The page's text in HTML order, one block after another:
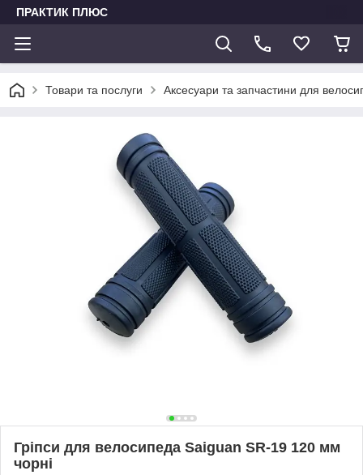
ПРАКТИК ПЛЮС
Товари та послуги Аксесуари та запчастини для
Гріпси для велосипеда Saiguan SR-19 120 мм
чорні